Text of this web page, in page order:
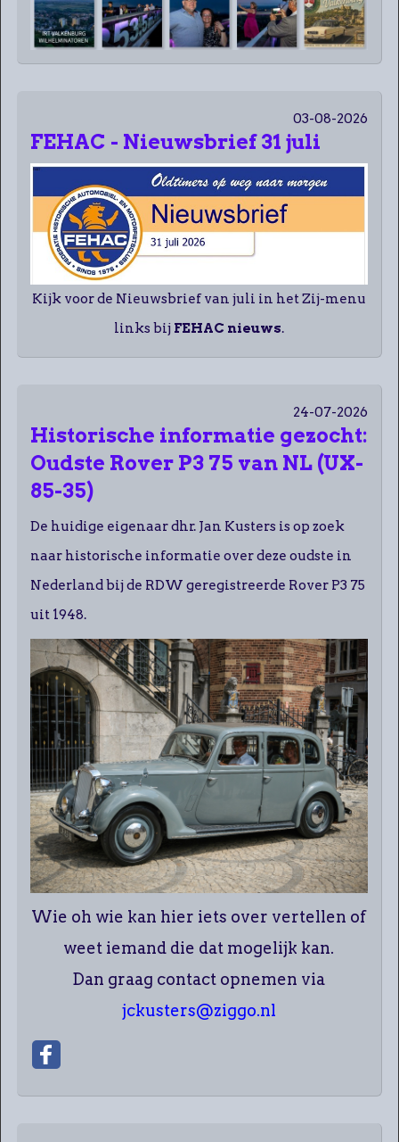
03-08-2026
FEHAC - Nieuwsbrief 31 juli
Kijk voor de Nieuwsbrief van juli in het Zij-menu
links bij FEHAC nieuws.
24-07-2026
Historische informatie gezocht:
Oudste Rover P3 75 van NL (UX-
85-35)
De huidige eigenaar dhr. Jan Kusters is op zoek
naar historische informatie over deze oudste in
Nederland bij de RDW geregistreerde Rover P3 75
uit 1948.
Wie oh wie kan hier iets over vertellen of
weet iemand die dat mogelijk kan.
Dan graag contact opnemen via
jckusters@ziggo.nl